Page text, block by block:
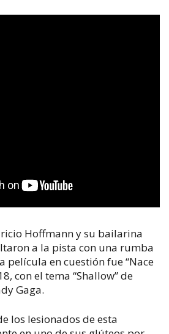
Hoffmann y su bailarina
a la pista con una rumba
película en cuestión fue “Nace
con el tema “Shallow” de
Gaga.
los lesionados de esta